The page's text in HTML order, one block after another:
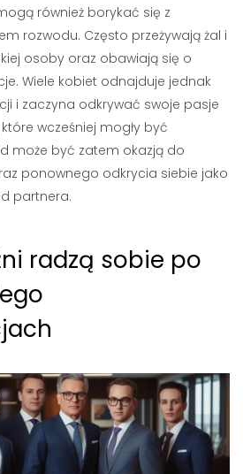
również borykać się z
rozwodu. Często przeżywają żal i
osoby oraz obawiają się o
Wiele kobiet odnajduje jednak
i zaczyna odkrywać swoje pasje
wcześniej mogły być
może być zatem okazją do
ponownego odkrycia siebie jako
partnera.
radzą sobie po